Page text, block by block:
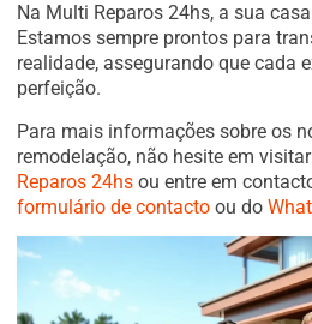
Na Multi Reparos 24hs, a sua
Estamos sempre prontos para
realidade, assegurando que cada
perfeição.
Para mais informações sobre os
remodelação, não hesite em
Reparos 24hs ou entre em
formulário de contacto ou do